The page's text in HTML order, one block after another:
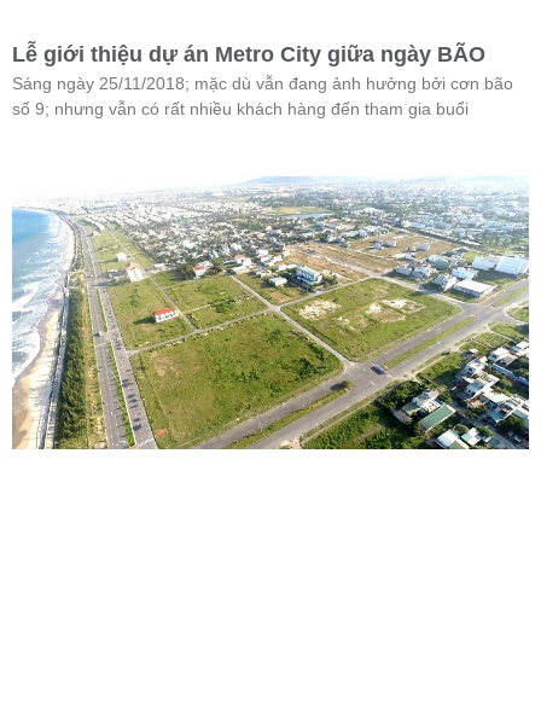
Lễ giới thiệu dự án Metro City giữa ngày BÃO
Sáng ngày 25/11/2018; mặc dù vẫn đang ảnh hưởng bởi cơn bão
số 9; nhưng vẫn có rất nhiều khách hàng đến tham gia buổi